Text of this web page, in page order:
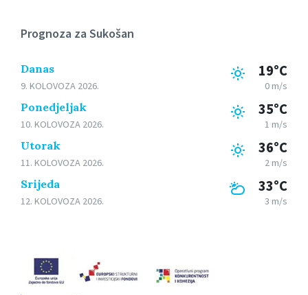
Prognoza za Sukošan
Danas
9. KOLOVOZA 2026.
19°C
0 m/s
Ponedjeljak
10. KOLOVOZA 2026.
35°C
1 m/s
Utorak
11. KOLOVOZA 2026.
36°C
2 m/s
Srijeda
12. KOLOVOZA 2026.
33°C
3 m/s